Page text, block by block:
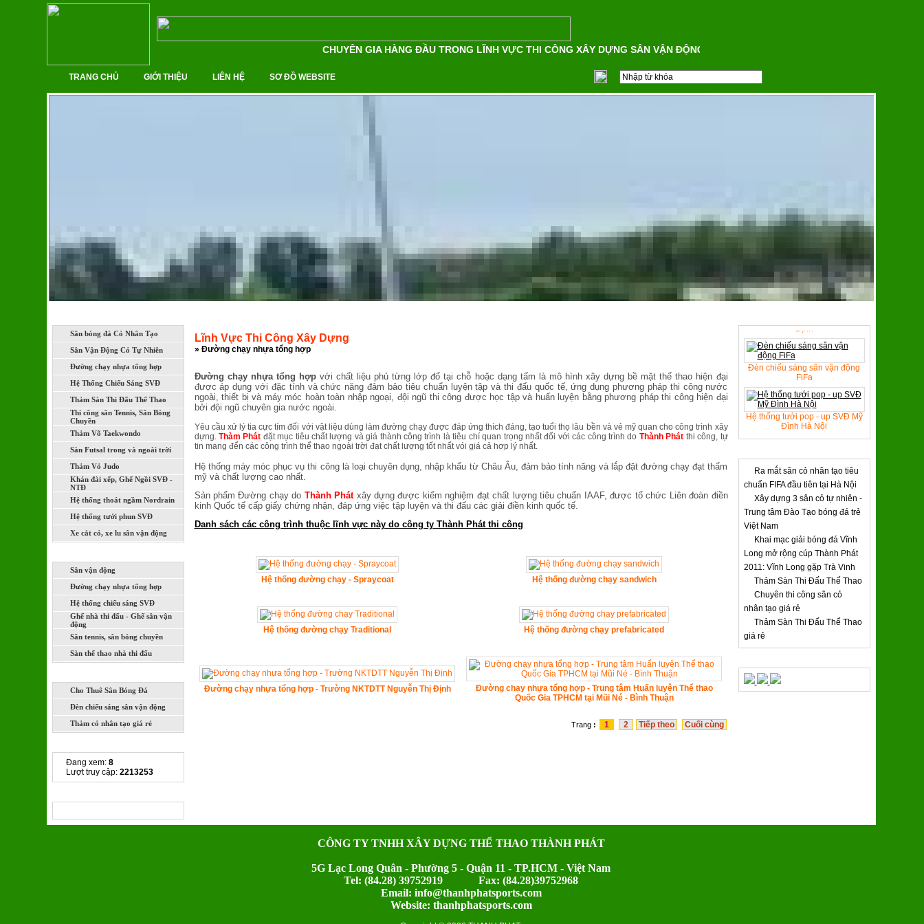
CHUYÊN GIA HÀNG ĐẦU TRONG LĨNH VỰC THI CÔNG XÂY DỰNG SÂN VẬN ĐỘNG CỎ TỰ NHIÊN - CỎ NHÂN TẠO, ĐƯỜNG
TRANG CHỦ GIỚI THIỆU LIÊN HỆ SƠ ĐỒ WEBSITE
Sân bóng đá Cỏ Nhân Tạo
Sân Vận Động Cỏ Tự Nhiên
Đường chạy nhựa tổng hợp
Hệ Thống Chiếu Sáng SVĐ
Thảm Sàn Thi Đấu Thể Thao
Thi công sân Tennis, Sân Bóng
Chuyền
Thảm Võ Taekwondo
Sàn Futsal trong và ngoài trời
Thảm Vỏ Judo
Khán đài xếp, Ghế Ngồi SVĐ -
NTĐ
Hệ thống thoát ngầm Nordrain
Hệ thống tưới phun SVĐ
Xe cắt cỏ, xe lu sân vận động
Sân vận động
Đường chạy nhựa tổng hợp
Hệ thống chiếu sáng SVĐ
Ghế nhà thi đấu - Ghế sân vận
động
Sân tennis, sân bóng chuyền
Sàn thể thao nhà thi đấu
Cho Thuê Sân Bóng Đá
Đèn chiếu sáng sân vận động
Thảm cỏ nhân tạo giá rẻ
Đang xem: 8
Lượt truy cập: 2213253
Lĩnh Vực Thi Công Xây Dựng
» Đường chạy nhựa tổng hợp
Đường chạy nhựa tổng hợp với chất liệu phủ từng lớp đổ tại chỗ hoặc dạng tấm là mô hình xây dựng bề mặt thể thao hiện đại
được áp dụng với đặc tính và chức năng đảm bảo tiêu chuẩn luyện tập và thi đấu quốc tế, ứng dụng phương pháp thi công nước
ngoài, thiết bị và máy móc hoàn toàn nhập ngoại, đội ngũ thi công được học tập và huấn luyện bằng phương pháp thi công hiện đại
bởi đội ngũ chuyên gia nước ngoài.
Yêu cầu xử lý tia cực tím đối với vật liệu dùng làm đường chạy được đáp ứng thích đáng, tạo tuổi thọ lâu bền và vẻ mỹ quan cho công trình xây
dựng. Thàm Phát đặt mục tiêu chất lượng và giá thành công trình là tiêu chí quan trọng nhất đối với các công trình do Thành Phát thi công, tự
tin mang đến các công trình thể thao ngoài trời đạt chất lượng tốt nhất vói giá cả hợp lý nhất.
Hệ thống máy móc phục vụ thi công là loại chuyên dụng, nhập khẩu từ Châu Âu, đảm bảo tính năng và lắp đặt đường chạy đạt thẩm
mỹ và chất lượng cao nhất.
Sản phẩm Đường chạy do Thành Phátxây dựng được kiểm nghiệm đạt chất lượng tiêu chuẩn IAAF, được tổ chức Liên đoàn điền
kinh Quốc tế cấp giấy chứng nhận, đáp ứng việc tập luyện và thi đấu các giải điền kinh quốc tế.
Danh sách các công trình thuộc lĩnh vực này do công ty Thành Phát thi công
Hệ thống đường chạy - Spraycoat Hệ thống đường chạy sandwich
Hệ thống đường chạy Traditional Hệ thống đường chạy prefabricated
Đường chạy nhựa tổng hợp - Trường NKTDTT Nguyễn Thị Định
Đường chạy nhựa tổng hợp - Trung tâm Huấn luyện Thể thao
Quốc Gia TPHCM tại Mũi Né - Bình Thuận
Trang : 1 2 Tiếp theo Cuối cùng
Sàn thể thao - Khu huấn luyện
Đường chạy nhựa tổng hợp -
Định
Đèn chiếu sáng sân vận động
FiFa
Hệ thống tưới pop - up SVĐ Mỹ
Đình Hà Nội
Ra mắt sân cỏ nhân tạo tiêu
chuẩn FIFA đầu tiên tại Hà Nội
Xây dựng 3 sân cỏ tự nhiên -
Trung tâm Đào Tạo bóng đá trẻ
Việt Nam
Khai mạc giải bóng đá Vĩnh
Long mở rộng cúp Thành Phát
2011: Vĩnh Long gặp Trà Vinh
Thảm Sàn Thi Đấu Thể Thao
Chuyên thi công sân cỏ
nhân tạo giá rẻ
Thảm Sàn Thi Đấu Thể Thao
giá rẻ
CÔNG TY TNHH XÂY DỰNG THỂ THAO THÀNH PHÁT
5G Lạc Long Quân - Phường 5 - Quận 11 - TP.HCM - Việt Nam
Tel: (84.28) 39752919 Fax: (84.28)39752968
Email: info@thanhphatsports.com
Website: thanhphatsports.com